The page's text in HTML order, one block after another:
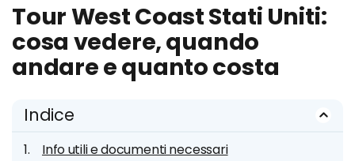
Tour West Coast Stati Uniti:
cosa vedere, quando
andare e quanto costa
Indice
Info utili e documenti necessari